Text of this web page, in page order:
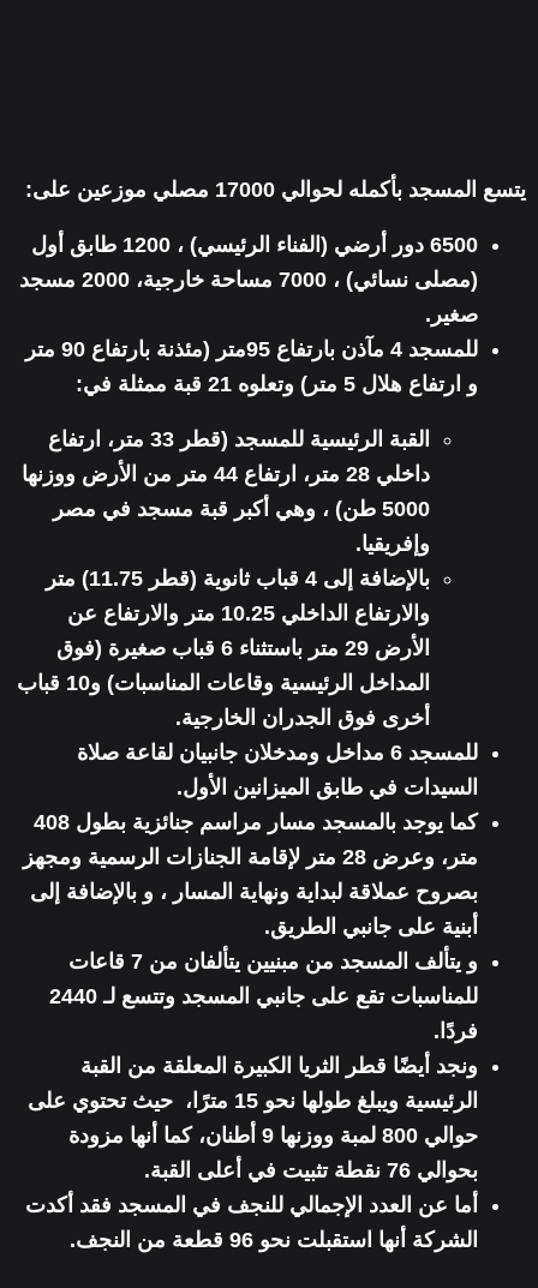
يتسع المسجد بأكمله لحوالي 17000 مصلي موزعين على:
6500 دور أرضي (الفناء الرئيسي) ، 1200 طابق أول
(مصلى نسائي) ، 7000 مساحة خارجية، 2000 مسجد
صغير.
للمسجد 4 مآذن بارتفاع 95متر (مئذنة بارتفاع 90 متر
و ارتفاع هلال 5 متر) وتعلوه 21 قبة ممثلة في:
القبة الرئيسية للمسجد (قطر 33 متر، ارتفاع
داخلي 28 متر، ارتفاع 44 متر من الأرض ووزنها
5000 طن) ، وهي أكبر قبة مسجد في مصر
وإفريقيا.
بالإضافة إلى 4 قباب ثانوية (قطر 11.75) متر
والارتفاع الداخلي 10.25 متر والارتفاع عن
الأرض 29 متر باستثناء 6 قباب صغيرة (فوق
المداخل الرئيسية وقاعات المناسبات) و10 قباب
أخرى فوق الجدران الخارجية.
للمسجد 6 مداخل ومدخلان جانبيان لقاعة صلاة
السيدات في طابق الميزانين الأول.
كما يوجد بالمسجد مسار مراسم جنائزية بطول 408
متر، وعرض 28 متر لإقامة الجنازات الرسمية ومجهز
بصروح عملاقة لبداية ونهاية المسار ، و بالإضافة إلى
أبنية على جانبي الطريق.
و يتألف المسجد من مبنيين يتألفان من 7 قاعات
للمناسبات تقع على جانبي المسجد وتتسع لـ 2440
فردًا.
ونجد أيضًا قطر الثريا الكبيرة المعلقة من القبة
الرئيسية ويبلغ طولها نحو 15 مترًا، حيث تحتوي على
حوالي 800 لمبة ووزنها 9 أطنان، كما أنها مزودة
بحوالي 76 نقطة تثبيت في أعلى القبة.
أما عن العدد الإجمالي للنجف في المسجد فقد أكدت
الشركة أنها استقبلت نحو 96 قطعة من النجف.